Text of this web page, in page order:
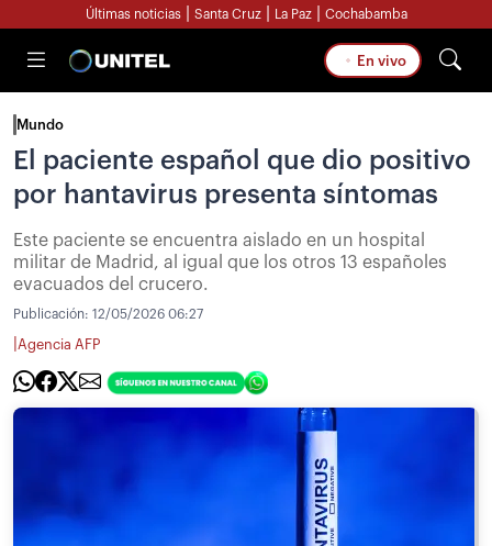
Últimas noticias Santa Cruz La Paz Cochabamba
En vivo
Mundo
El paciente español que dio positivo
por hantavirus presenta síntomas
Este paciente se encuentra aislado en un hospital
militar de Madrid, al igual que los otros 13 españoles
evacuados del crucero.
Publicación: 12/05/2026 06:27
Agencia AFP